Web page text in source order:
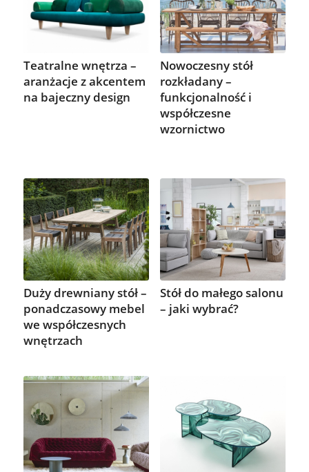
Teatralne wnętrza –
aranżacje z akcentem
na bajeczny design
Nowoczesny stół
rozkładany –
funkcjonalność i
współczesne
wzornictwo
Duży drewniany stół –
ponadczasowy mebel
we współczesnych
wnętrzach
Stół do małego salonu
– jaki wybrać?